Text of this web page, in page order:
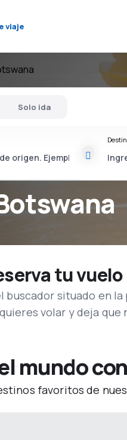
viaje
Solo ida
tu
buscador situado en
volar y deja que
mundo
favoritos de